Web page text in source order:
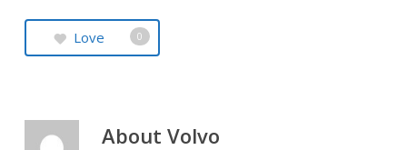
Love 0
About Volvo